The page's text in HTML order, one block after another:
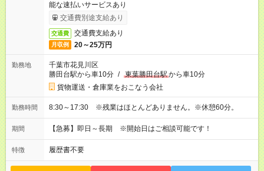
能な速払いサービスあり
交通費別途支給あり
交通費 交通費支給あり
月収例 20～25万円
勤務地
千葉市花見川区
勝田台駅から車10分 / 東葉勝田台駅から車10分
貨物運送・倉庫業をおこなう会社
勤務時間 8:30～17:30 ※残業はほとんどありません。※休憩60分。
期間 【急募】即日～長期 ※開始日はご相談可能です！
特徴 履歴書不要